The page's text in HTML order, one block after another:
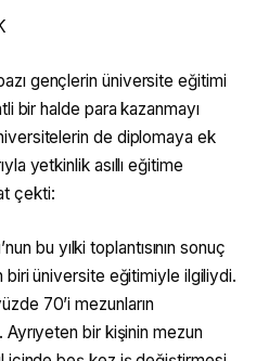
gençlerin üniversite eğitimi
bir halde para kazanmayı
de diplomaya ek
yetkinlik asıllı eğitime
çekti:
bu yılki toplantısının sonuç
biri üniversite eğitimiyle ilgiliydi.
70’i mezunların
bir kişinin mezun